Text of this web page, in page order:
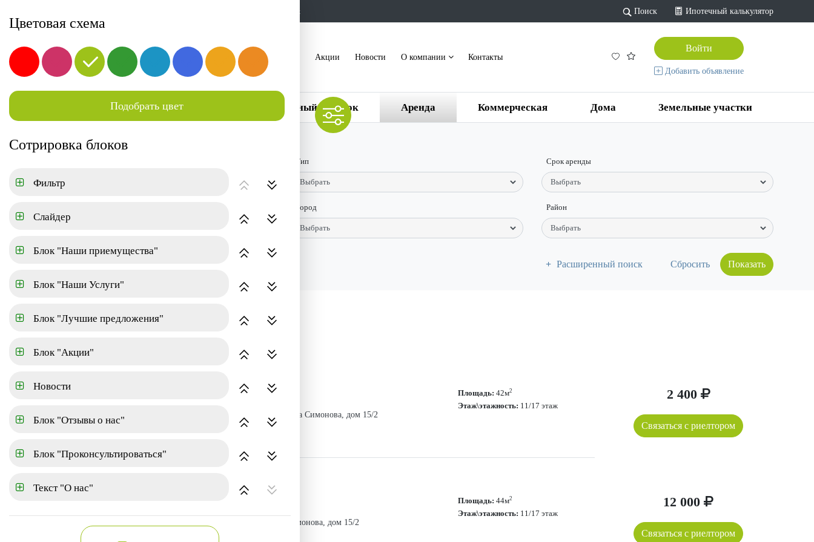
Цветовая схема
Подобрать цвет
Сотрировка блоков
Фильтр
Слайдер
Блок "Наши приемущества"
Блок "Наши Услуги"
Блок "Лучшие предложения"
Блок "Акции"
Новости
Блок "Отзывы о нас"
Блок "Проконсультироваться"
Текст "О нас"
Заказать звонок Поиск Ипотечный калькулятор
Услуги Клиентам Вакансии Акции Новости О компании Контакты
Войти
Добавить объявление
Новостройки Квартиры Коттеджный поселок Аренда Коммерческая Дома Земельные участки
Тип Срок аренды
Город Район
Расширенный поиск Показать
1-комн. квартира
г. Екатеринбург, Центральный, улица Симонова, дом 15/2
Площадь: 42м2
Этаж\этажность: 11/17 этаж
2 400
Связаться с риелтором
г. Челябинск, Кировский, улица Симонова, дом 15/2
Площадь: 44м2
Этаж\этажность: 11/17 этаж
12 000
Связаться с риелтором